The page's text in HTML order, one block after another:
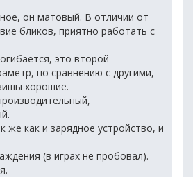
он матовый. В отличии от
бликов, приятно работать с
это второй
по сравнению с другими,
хорошие.
же как и зарядное устройство, и
(в играх не пробовал).